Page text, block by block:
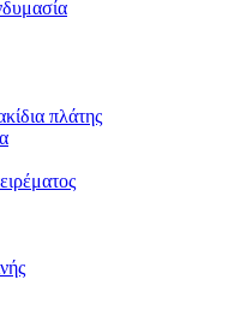
πλάτης